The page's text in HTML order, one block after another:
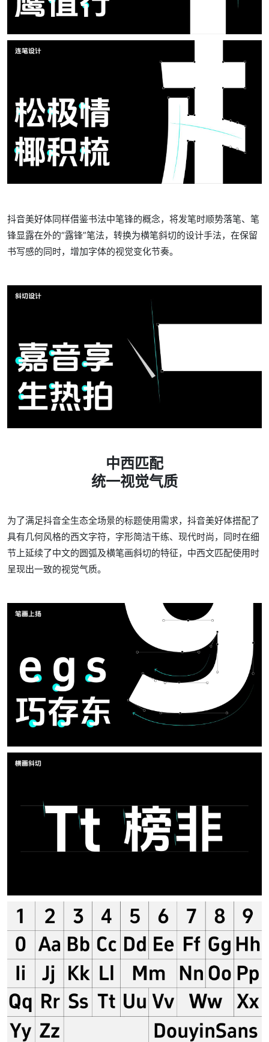
抖音美好体同样借鉴书法中笔锋的概念，将发笔时顺势落笔、笔
锋显露在外的“露锋”笔法，转换为横笔斜切的设计手法，在保留
书写感的同时，增加字体的视觉变化节奏。
中西匹配
统一视觉气质
为了满足抖音全生态全场景的标题使用需求，抖音美好体搭配了
具有几何风格的西文字符，字形简洁干练、现代时尚，同时在细
节上延续了中文的圆弧及横笔画斜切的特征，中西文匹配使用时
呈现出一致的视觉气质。